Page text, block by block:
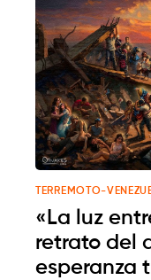
TERREMOTO-
«La luz
retrato del
esperanza